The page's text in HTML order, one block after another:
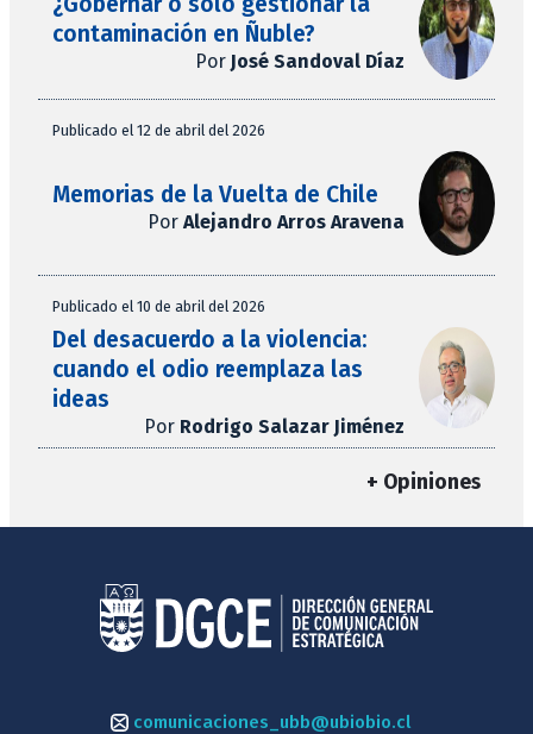
contaminación en Ñuble?
Por José Sandoval Díaz
Publicado el 12 de abril del 2026
Memorias de la Vuelta de Chile
Por Alejandro Arros Aravena
Publicado el 10 de abril del 2026
Del desacuerdo a la violencia:
cuando el odio reemplaza las
ideas
Por Rodrigo Salazar Jiménez
+ Opiniones
comunicaciones_ubb@ubiobio.cl